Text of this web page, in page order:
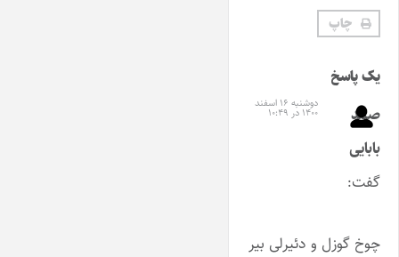
چاپ
یک پاسخ
صمد
بابایی
گفت:
دوشنبه ۱۶ اسفند
۱۴۰۰ در ۱۰:۴۹
چوخ گوزل و دئیرلی بیر